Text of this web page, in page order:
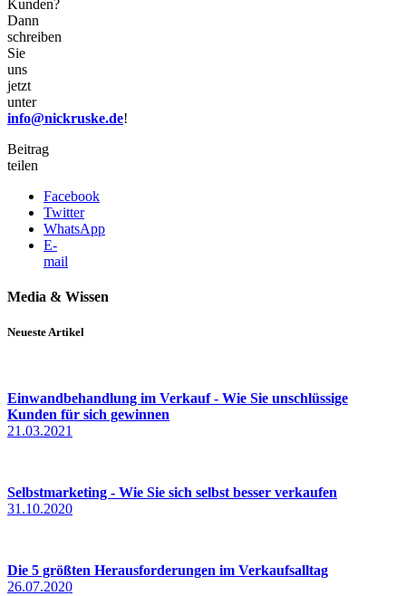
Kunden?
Dann
schreiben
Sie
uns
jetzt
unter
info@nickruske.de!
Beitrag
teilen
Facebook
Twitter
WhatsApp
E-
mail
Media & Wissen
Neueste Artikel
Einwandbehandlung im Verkauf - Wie Sie unschlüssige
Kunden für sich gewinnen
21.03.2021
Selbstmarketing - Wie Sie sich selbst besser verkaufen
31.10.2020
Die 5 größten Herausforderungen im Verkaufsalltag
26.07.2020